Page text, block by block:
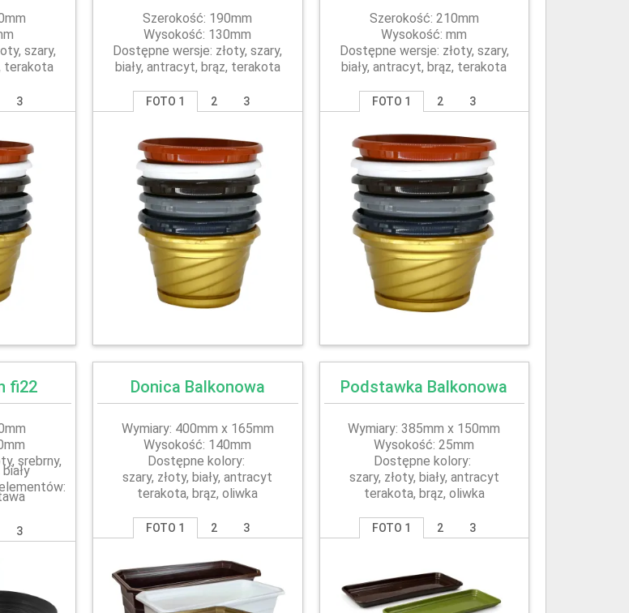
szary,
terakota
3
Szerokość: 190mm
Wysokość: 130mm
Dostępne wersje: złoty, szary,
biały, antracyt, brąz, terakota
FOTO 1 2 3
Szerokość: 210mm
Wysokość: mm
Dostępne wersje: złoty, szary,
biały, antracyt, brąz, terakota
FOTO 1 2 3
fi22
srebrny,
3
Donica Balkonowa
Wymiary: 400mm x 165mm
Wysokość: 140mm
Dostępne kolory:
szary, złoty, biały, antracyt
terakota, brąz, oliwka
FOTO 1 2 3
Podstawka Balkonowa
Wymiary: 385mm x 150mm
Wysokość: 25mm
Dostępne kolory:
szary, złoty, biały, antracyt
terakota, brąz, oliwka
FOTO 1 2 3